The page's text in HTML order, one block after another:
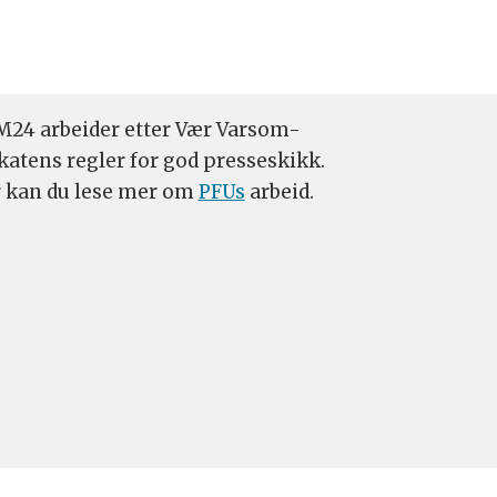
arbeider etter Vær Varsom-
regler for god presseskikk.
kan du lese mer omPFUs arbeid.